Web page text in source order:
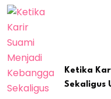
Ketika
Sekaligus